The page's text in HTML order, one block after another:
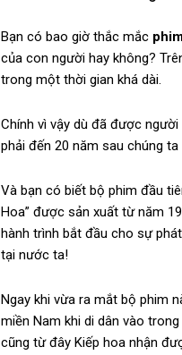
Bạn có bao giờ thắc mắc
của con người hay không?
trong một thời gian khá dài.
Chính vì vậy dù đã được
phải đến 20 năm sau chúng
Và bạn có biết bộ phim đầu
Hoa” được sản xuất từ năm
hành trình bắt đầu cho sự
tại nước ta!
Ngay khi vừa ra mắt bộ phim
miền Nam khi di dân vào
cũng từ đây Kiếp hoa nhận